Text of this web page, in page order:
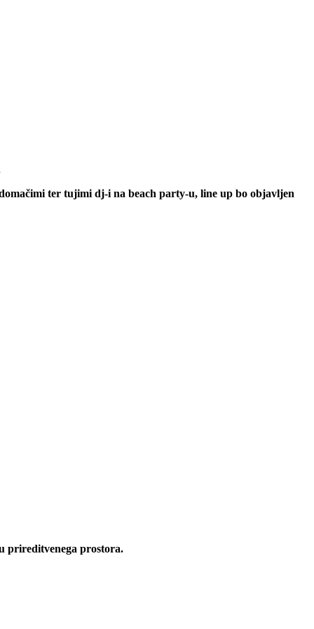
ter tujimi dj-i na beach party-u, line up bo objavljen
prireditvenega prostora.